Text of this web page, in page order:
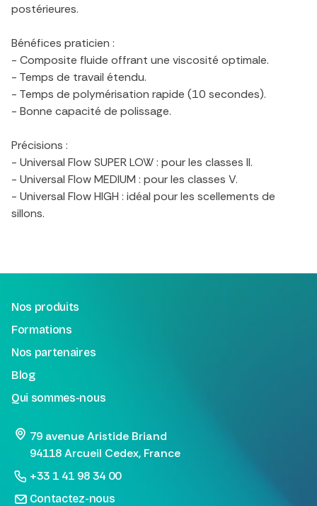
postérieures.
Bénéfices praticien :
- Composite fluide offrant une viscosité optimale.
- Temps de travail étendu.
- Temps de polymérisation rapide (10 secondes).
- Bonne capacité de polissage.
Précisions :
- Universal Flow SUPER LOW : pour les classes II.
- Universal Flow MEDIUM : pour les classes V.
- Universal Flow HIGH : idéal pour les scellements de
sillons.
Nos produits
Formations
Nos partenaires
Blog
Qui sommes-nous
79 avenue Aristide Briand
94118 Arcueil Cedex, France
+33 1 41 98 34 00
Contactez-nous